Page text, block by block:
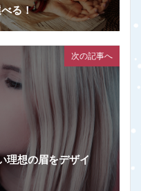
る！
次の記事へ
理想の眉をデザイ